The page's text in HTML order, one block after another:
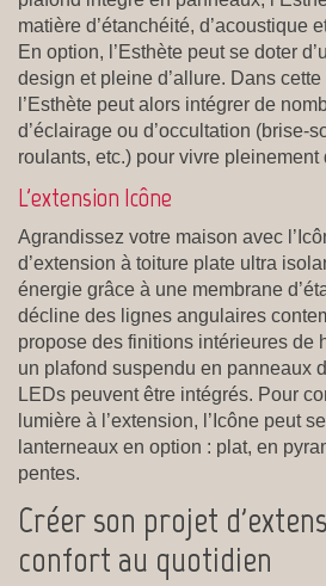
matière d’étanchéité, d’acoustique
En option, l’Esthète peut se doter
design et pleine d’allure. Dans
l’Esthète peut alors intégrer de
d’éclairage ou d’occultation (brise-
roulants, etc.) pour vivre pleinement
L'extension Icône
Agrandissez votre maison avec
d’extension à toiture plate ultra
énergie grâce à une membrane
décline des lignes angulaires
propose des finitions intérieures de
un plafond suspendu en panneaux
LEDs peuvent être intégrés. Pour
lumière à l’extension, l’Icône peut
lanterneaux en option : plat, en
pentes.
Créer son projet
confort au quotidien